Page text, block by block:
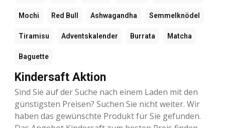
Mochi Red Bull Ashwagandha Semmelknödel
Tiramisu Adventskalender Burrata Matcha
Baguette
Kindersaft Aktion
Sind Sie auf der Suche nach einem Laden mit den
günstigsten Preisen? Suchen Sie nicht weiter. Wir
haben das gewünschte Produkt für Sie gefunden.